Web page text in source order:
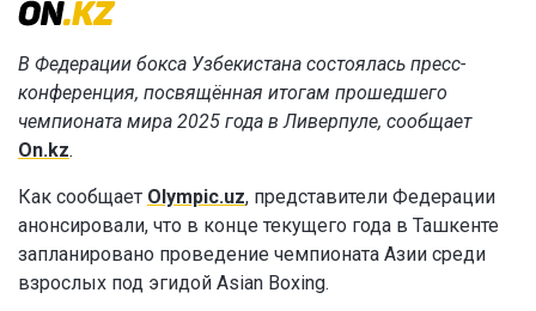
В Федерации бокса Узбекистана состоялась пресс-
конференция, посвящённая итогам прошедшего
чемпионата мира 2025 года в Ливерпуле, сообщает
On.kz.
Как сообщает Olympic.uz, представители Федерации
анонсировали, что в конце текущего года в Ташкенте
запланировано проведение чемпионата Азии среди
взрослых под эгидой Asian Boxing.